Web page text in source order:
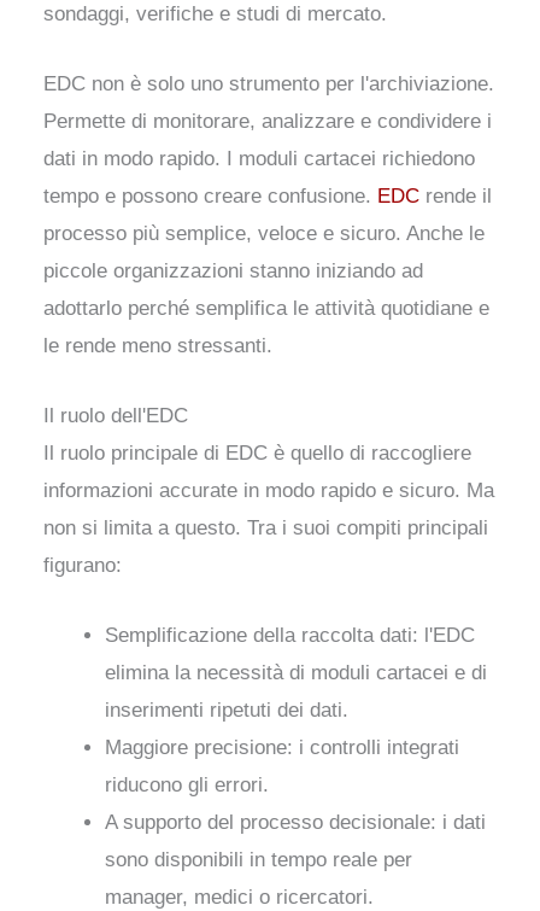
sondaggi, verifiche e studi di mercato.
EDC non è solo uno strumento per l'archiviazione.
Permette di monitorare, analizzare e condividere i
dati in modo rapido. I moduli cartacei richiedono
tempo e possono creare confusione. EDC rende il
processo più semplice, veloce e sicuro. Anche le
piccole organizzazioni stanno iniziando ad
adottarlo perché semplifica le attività quotidiane e
le rende meno stressanti.
Il ruolo dell'EDC
Il ruolo principale di EDC è quello di raccogliere
informazioni accurate in modo rapido e sicuro. Ma
non si limita a questo. Tra i suoi compiti principali
figurano:
Semplificazione della raccolta dati: l'EDC
elimina la necessità di moduli cartacei e di
inserimenti ripetuti dei dati.
Maggiore precisione: i controlli integrati
riducono gli errori.
A supporto del processo decisionale: i dati
sono disponibili in tempo reale per
manager, medici o ricercatori.